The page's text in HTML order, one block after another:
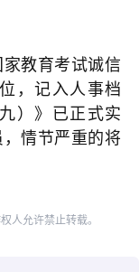
教育考试诚信
，记入人事档
）》已正式实
情节严重的将
人允许禁止转载。